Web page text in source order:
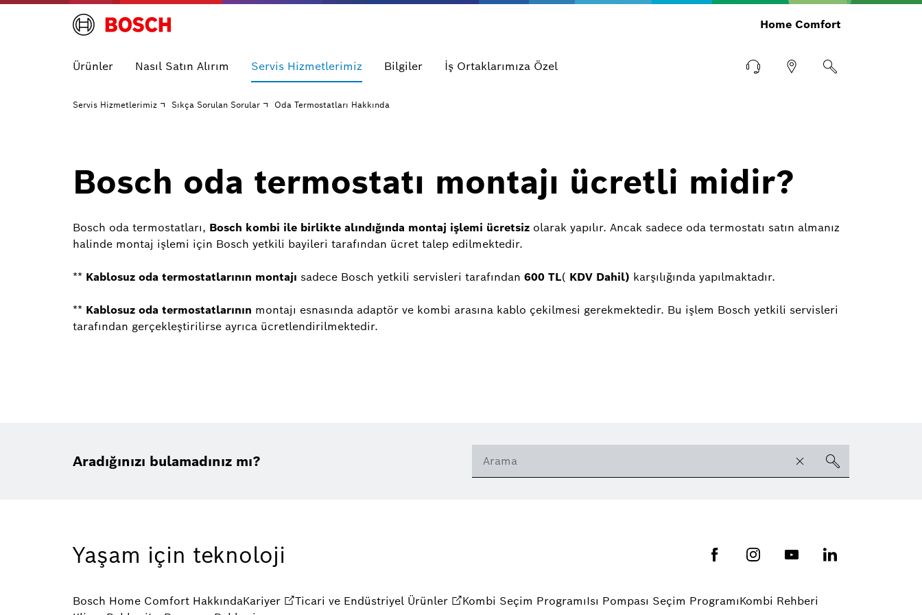
Home Comfort
Ürünler Nasıl Satın Alırım Servis Hizmetlerimiz Bilgiler İş Ortaklarımıza Özel
Servis Hizmetlerimiz Sıkça Sorulan Sorular Oda Termostatları Hakkında
Bosch oda termostatı montajı ücretli midir?
Bosch oda termostatları, Bosch kombi ile birlikte alındığında montaj işlemi ücretsiz olarak yapılır. Ancak sadece oda termostatı satın almanız
halinde montaj işlemi için Bosch yetkili bayileri tarafından ücret talep edilmektedir.
** Kablosuz oda termostatlarının montajı sadece Bosch yetkili servisleri tarafından 600 TL( KDV Dahil) karşılığında yapılmaktadır.
** Kablosuz oda termostatlarının montajı esnasında adaptör ve kombi arasına kablo çekilmesi gerekmektedir. Bu işlem Bosch yetkili servisleri
tarafından gerçekleştirilirse ayrıca ücretlendirilmektedir.
Aradığınızı bulamadınız mı?
Yaşam için teknoloji
Bosch Home Comfort HakkındaKariyer Ticari ve Endüstriyel Ürünler Kombi Seçim ProgramıIsı Pompası Seçim ProgramıKombi Rehberi